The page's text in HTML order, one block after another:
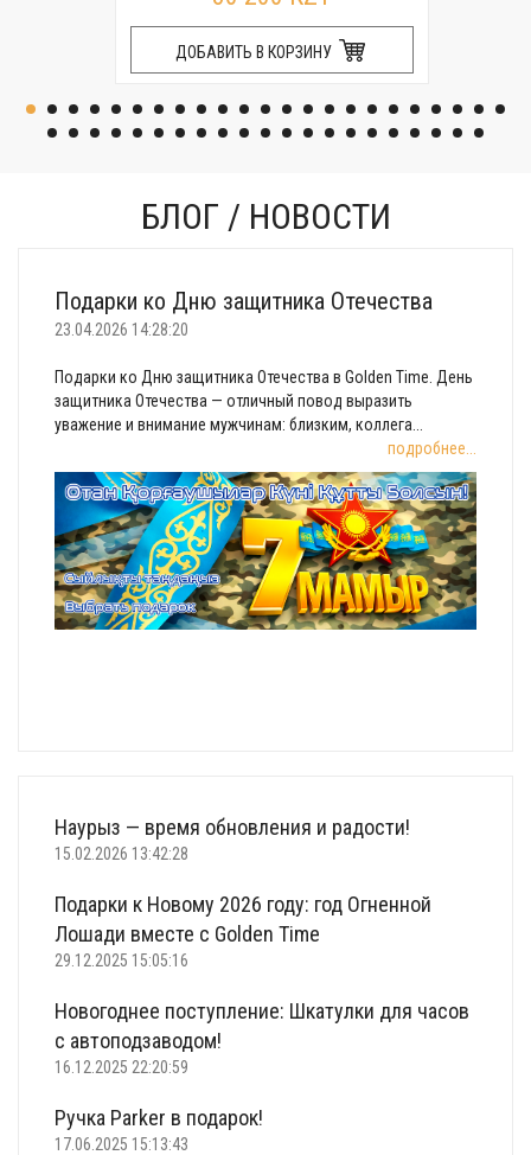
ДОБАВИТЬ В КОРЗИНУ
БЛОГ / НОВОСТИ
Подарки ко Дню защитника Отечества
23.04.2026 14:28:20
Подарки ко Дню защитника Отечества в Golden Time. День
защитника Отечества — отличный повод выразить
уважение и внимание мужчинам: близким, коллега...
подробнее...
Наурыз — время обновления и радости!
15.02.2026 13:42:28
Подарки к Новому 2026 году: год Огненной
Лошади вместе с Golden Time
29.12.2025 15:05:16
Новогоднее поступление: Шкатулки для часов
с автоподзаводом!
16.12.2025 22:20:59
Ручка Parker в подарок!
17.06.2025 15:13:43